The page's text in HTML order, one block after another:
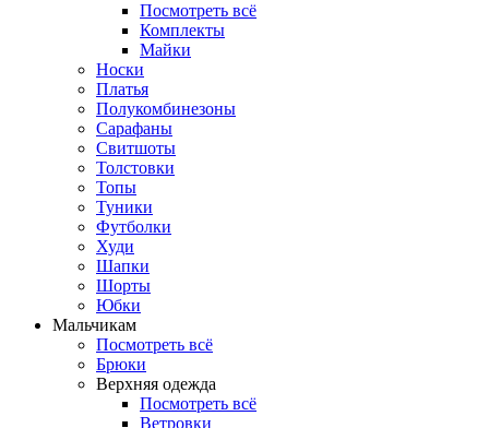
Посмотреть всё
Комплекты
Майки
Носки
Платья
Полукомбинезоны
Сарафаны
Свитшоты
Толстовки
Топы
Туники
Футболки
Худи
Шапки
Шорты
Юбки
Мальчикам
Посмотреть всё
Брюки
Верхняя одежда
Посмотреть всё
Ветровки